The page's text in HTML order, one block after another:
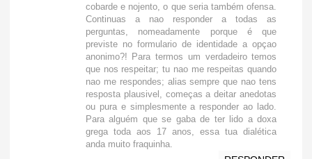
cobarde e nojento, o que seria também ofensa.
Continuas a nao responder a todas as
perguntas, nomeadamente porque é que
previste no formulario de identidade a opçao
anonimo?! Para termos um verdadeiro temos
que nos respeitar; tu nao me respeitas quando
nao me respondes; alias sempre que nao tens
resposta plausivel, começas a deitar anedotas
ou pura e simplesmente a responder ao lado.
Para alguém que se gaba de ter lido a doxa
grega toda aos 17 anos, essa tua dialética
anda muito fraquinha.